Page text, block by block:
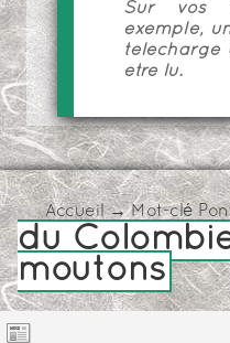
Sur vos
exemple,
téléchargé
être lu.
Accueil→Mot-clé
du
moutons